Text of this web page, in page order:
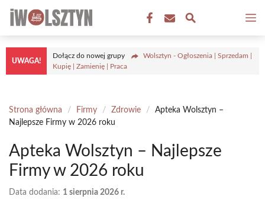
Przejdź
treści
UWAGA!
Dołącz do nowej grupy
Wolsztyn - Ogłoszenia | Sprzedam |
Kupię | Zamienię | Praca
Strona główna / Firmy / Zdrowie /
Apteka Wolsztyn –
Najlepsze Firmy w 2026 roku
Apteka Wolsztyn – Najlepsze
Firmy w 2026 roku
Data dodania: 1 sierpnia 2026 r.